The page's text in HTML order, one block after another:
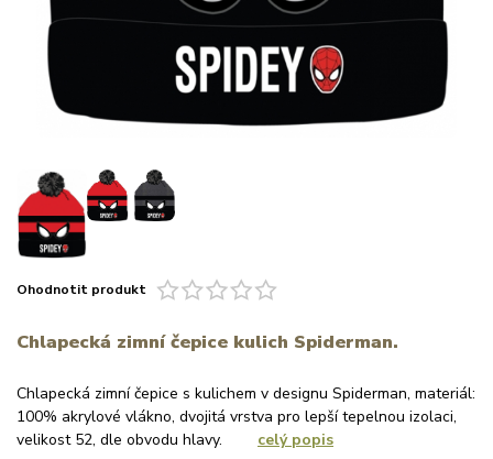
Ohodnotit produkt
Chlapecká zimní čepice kulich Spiderman.
Chlapecká zimní čepice s kulichem v designu Spiderman, materiál:
100% akrylové vlákno, dvojitá vrstva pro lepší tepelnou izolaci,
velikost 52, dle obvodu hlavy. celý popis